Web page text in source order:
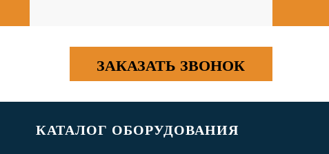
ЗАКАЗАТЬ ЗВОНОК
КАТАЛОГ ОБОРУДОВАНИЯ